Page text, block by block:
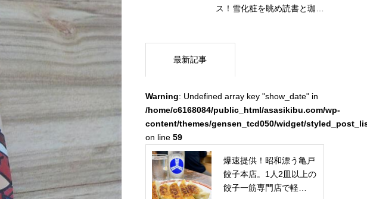
ス！雪化粧を眺め読書と珈…
最新記事
Warning: Undefined array key "show_date" in
/home/c6168084/public_html/asasikibu.com/wp-
content/themes/gensen_tcd050/widget/
on line 59
爆速提供！昭和漂う亀戸
餃子本店。1人2皿以上の
餃子一筋専門店で軽…